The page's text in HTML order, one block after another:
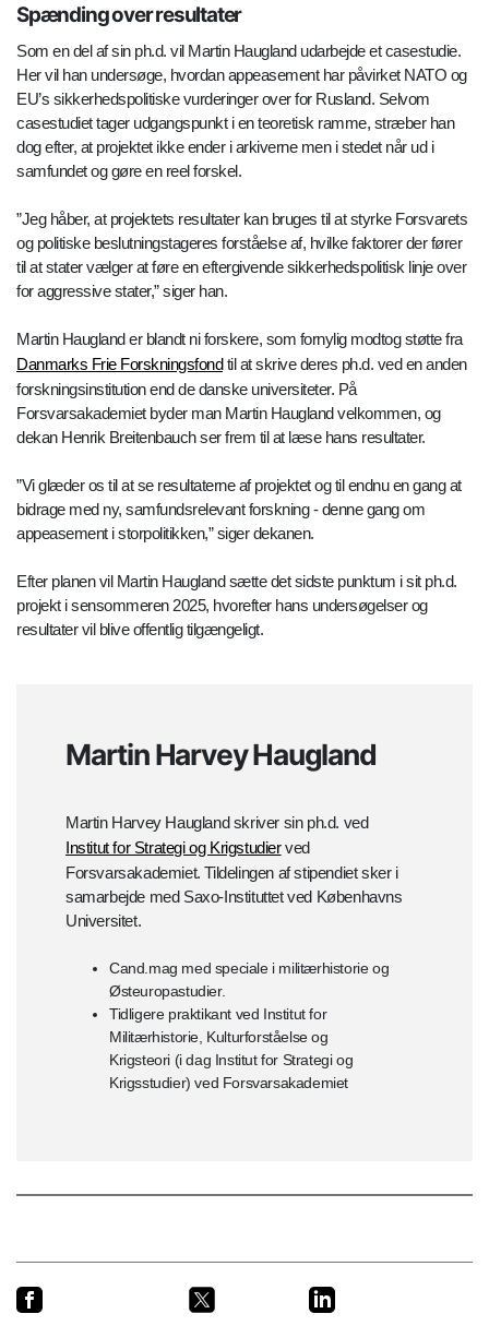
Spænding over resultater
Som en del af sin ph.d. vil Martin Haugland udarbejde et casestudie.
Her vil han undersøge, hvordan appeasement har påvirket NATO og
EU’s sikkerhedspolitiske vurderinger over for Rusland. Selvom
casestudiet tager udgangspunkt i en teoretisk ramme, stræber han
dog efter, at projektet ikke ender i arkiverne men i stedet når ud i
samfundet og gøre en reel forskel.
”Jeg håber, at projektets resultater kan bruges til at styrke Forsvarets
og politiske beslutningstageres forståelse af, hvilke faktorer der fører
til at stater vælger at føre en eftergivende sikkerhedspolitisk linje over
for aggressive stater,” siger han.
Martin Haugland er blandt ni forskere, som fornylig modtog støtte fra
Danmarks Frie Forskningsfondtil at skrive deres ph.d. ved en anden
forskningsinstitution end de danske universiteter. På
Forsvarsakademiet byder man Martin Haugland velkommen, og
dekan Henrik Breitenbauch ser frem til at læse hans resultater.
”Vi glæder os til at se resultaterne af projektet og til endnu en gang at
bidrage med ny, samfundsrelevant forskning - denne gang om
appeasement i storpolitikken,” siger dekanen.
Efter planen vil Martin Haugland sætte det sidste punktum i sit ph.d.
projekt i sensommeren 2025, hvorefter hans undersøgelser og
resultater vil blive offentlig tilgængeligt.
Martin Harvey Haugland
Martin Harvey Haugland skriver sin ph.d. ved
Institut for Strategi og Krigstudierved
Forsvarsakademiet. Tildelingen af stipendiet sker i
samarbejde med Saxo-Instituttet ved Københavns
Universitet.
Cand.mag med speciale i militærhistorie og
Østeuropastudier.
Tidligere praktikant ved Institut for
Militærhistorie, Kulturforståelse og
Krigsteori (i dag Institut for Strategi og
Krigsstudier) ved Forsvarsakademiet